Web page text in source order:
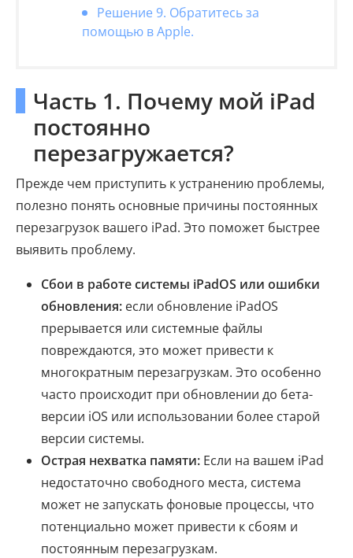
Решение 9. Обратитесь за
помощью в Apple.
Часть 1. Почему мой iPad
постоянно
перезагружается?
Прежде чем приступить к устранению проблемы,
полезно понять основные причины постоянных
перезагрузок вашего iPad. Это поможет быстрее
выявить проблему.
Сбои в работе системы iPadOS или ошибки
обновления: если обновление iPadOS
прерывается или системные файлы
повреждаются, это может привести к
многократным перезагрузкам. Это особенно
часто происходит при обновлении до бета-
версии iOS или использовании более старой
версии системы.
Острая нехватка памяти: Если на вашем iPad
недостаточно свободного места, система
может не запускать фоновые процессы, что
потенциально может привести к сбоям и
постоянным перезагрузкам.